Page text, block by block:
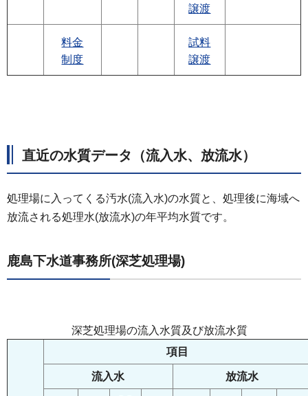
譲渡
料金
制度
試料
譲渡
直近の水質データ（流入水、放流水）
処理場に入ってくる汚水(流入水)の水質と、処理後に海域へ
放流される処理水(放流水)の年平均水質です。
鹿島下水道事務所(深芝処理場)
深芝処理場の流入水質及び放流水質
項目
流入水 放流水